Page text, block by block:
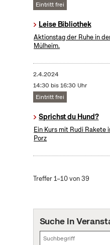
Eintritt frei
Leise Bibliothek
Aktionstag der Ruhe in
Mülheim.
2.4.2024
14:30 bis 16:30 Uhr
Eintritt frei
Sprichst du Hund?
Ein Kurs mit Rudi
Porz
Treffer 1–10 von 39
Suche in